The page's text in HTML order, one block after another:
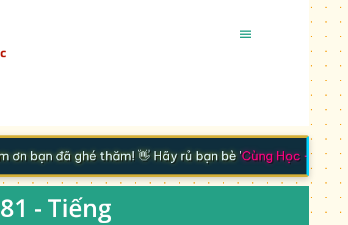
ơn bạn đã ghé thăm! 👋 Hãy rủ bạn bè 'Cùng Học - Cùng
- Tiếng